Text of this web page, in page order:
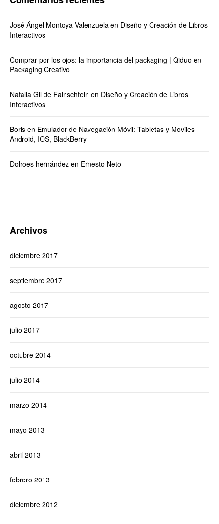
José Ángel Montoya Valenzuela en Diseño y Creación de Libros
Interactivos
Comprar por los ojos: la importancia del packaging | Qiduo en
Packaging Creativo
Natalia Gil de Fainschtein en Diseño y Creación de Libros
Interactivos
Boris en Emulador de Navegación Móvil: Tabletas y Moviles
Android, IOS, BlackBerry
Dolroes hernández en Ernesto Neto
Archivos
diciembre 2017
septiembre 2017
agosto 2017
julio 2017
octubre 2014
julio 2014
marzo 2014
mayo 2013
abril 2013
febrero 2013
diciembre 2012